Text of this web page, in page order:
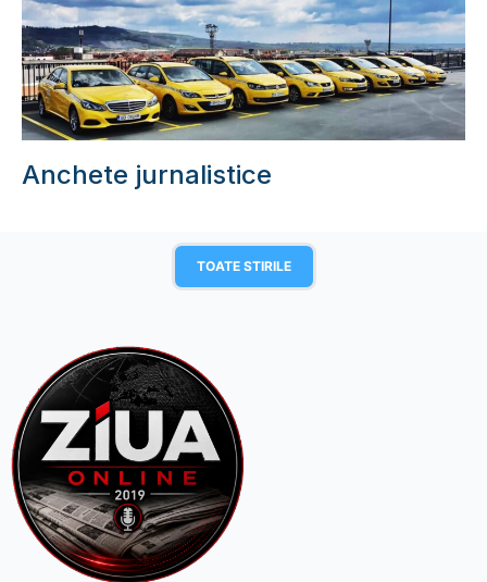
Anchete jurnalistice
TOATE STIRILE